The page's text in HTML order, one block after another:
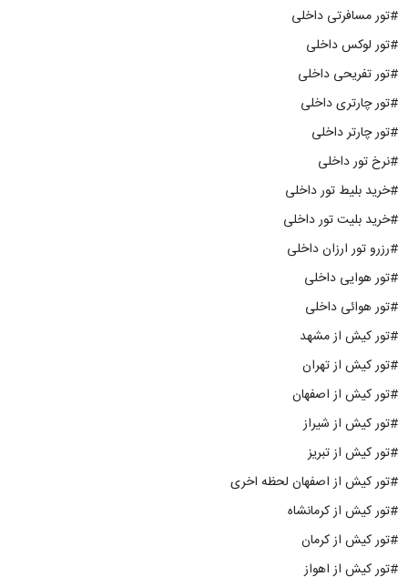
#تور مسافرتی داخلی
#تور لوکس داخلی
#تور تفریحی داخلی
#تور چارتری داخلی
#تور چارتر داخلی
#نرخ تور داخلی
#خرید بلیط تور داخلی
#خرید بلیت تور داخلی
#رزرو تور ارزان داخلی
#تور هوایی داخلی
#تور هوائی داخلی
#تور کیش از مشهد
#تور کیش از تهران
#تور کیش از اصفهان
#تور کیش از شیراز
#تور کیش از تبریز
#تور کیش از اصفهان لحظه اخری
#تور کیش از کرمانشاه
#تور کیش از کرمان
#تور کیش از اهواز